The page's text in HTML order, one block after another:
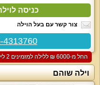
כניסה
צור קשר עם בעל הוילה
055-4313760 -
החל מ-‏6000 ₪ ללילה למזמינים 2 לילות בסופ"ש הקרוב
וילה שוהם